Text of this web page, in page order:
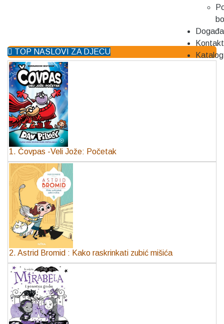
Kontakt
Katalog
TOP NASLOVI ZA DJECU
1. Čovpas -Veli Jože: Početak
2. Astrid Bromid : Kako raskrinkati zubić mišića